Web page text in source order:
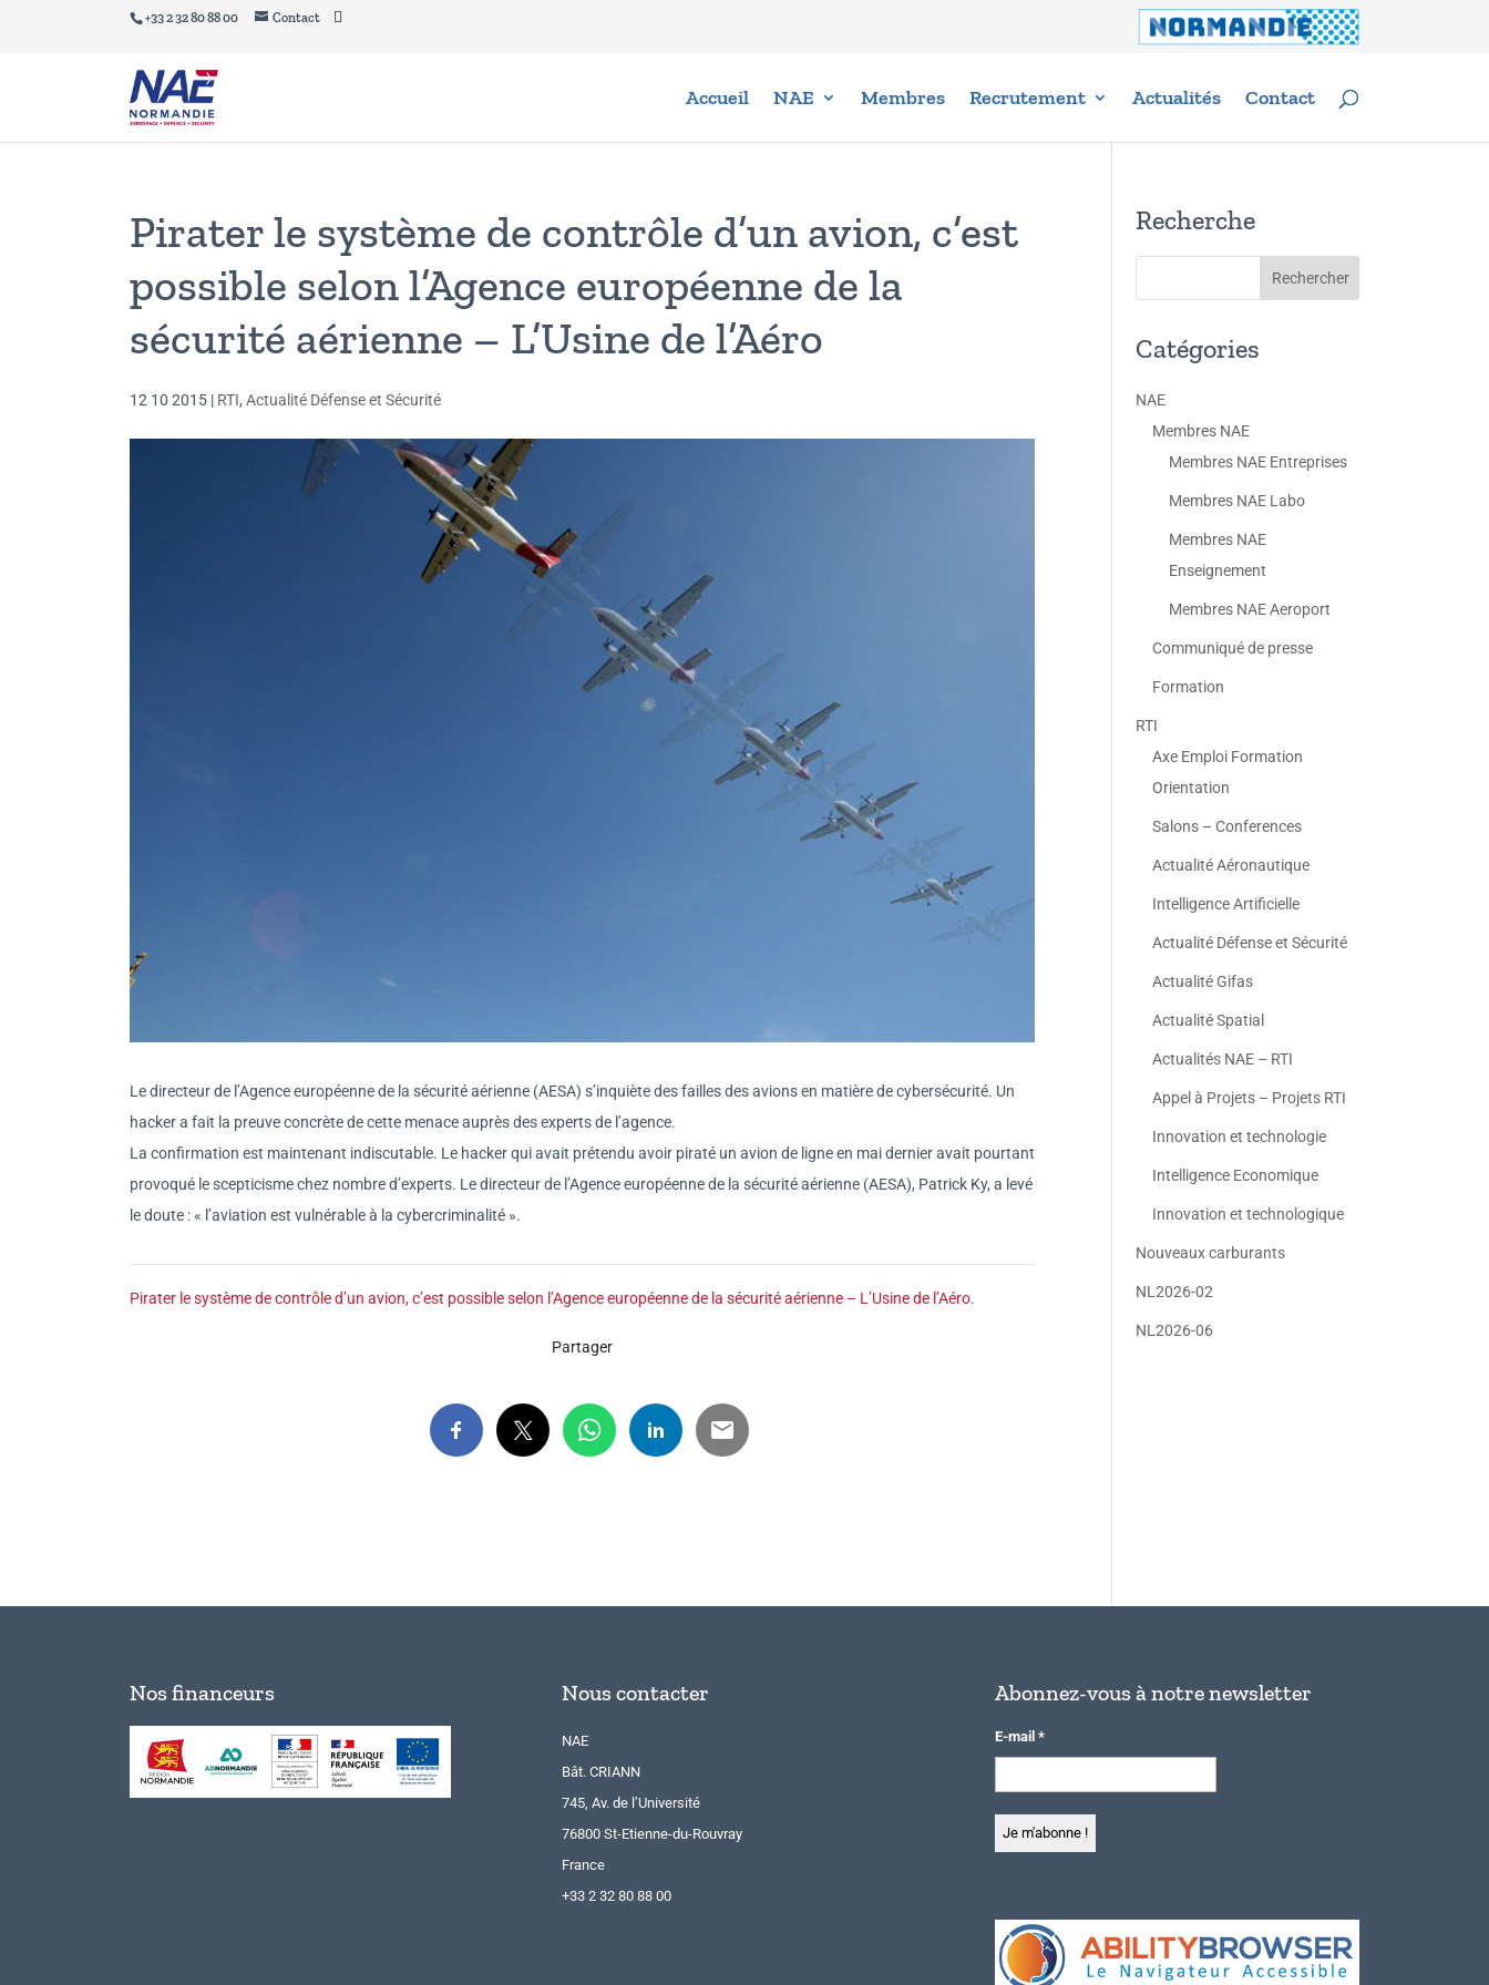
+33 2 32 80 88 00 Contact
Accueil NAE Membres Recrutement Actualités Contact
Pirater le système de contrôle d’un avion, c’est
possible selon l’Agence européenne de la
sécurité aérienne – L’Usine de l’Aéro
12 10 2015 | RTI, Actualité Défense et Sécurité
Le directeur de l’Agence européenne de la sécurité aérienne (AESA) s’inquiète des failles des avions en matière de cybersécurité. Un
hacker a fait la preuve concrète de cette menace auprès des experts de l’agence.
La confirmation est maintenant indiscutable. Le hacker qui avait prétendu avoir piraté un avion de ligne en mai dernier avait pourtant
provoqué le scepticisme chez nombre d’experts. Le directeur de l’Agence européenne de la sécurité aérienne (AESA), Patrick Ky, a levé
le doute : « l’aviation est vulnérable à la cybercriminalité ».
Pirater le système de contrôle d’un avion, c’est possible selon l’Agence européenne de la sécurité aérienne – L’Usine de l’Aéro.
Partager
Recherche
Catégories
NAE
Membres NAE
Membres NAE Entreprises
Membres NAE Labo
Membres NAE
Enseignement
Membres NAE Aeroport
Communiqué de presse
Formation
RTI
Axe Emploi Formation
Orientation
Salons – Conferences
Actualité Aéronautique
Intelligence Artificielle
Actualité Défense et Sécurité
Actualité Gifas
Actualité Spatial
Actualités NAE – RTI
Appel à Projets – Projets RTI
Innovation et technologie
Intelligence Economique
Innovation et technologique
Nouveaux carburants
NL2026-02
NL2026-06
Nos financeurs Nous contacter
NAE
Bât. CRIANN
745, Av. de l’Université
76800 St-Etienne-du-Rouvray
France
+33 2 32 80 88 00
Abonnez-vous à notre newsletter
E-mail *